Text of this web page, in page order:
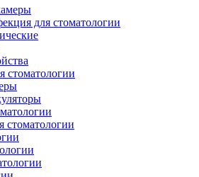
для стоматологии
стоматологии